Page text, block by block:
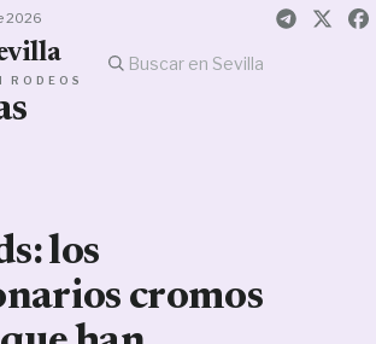
2026
los
cromos